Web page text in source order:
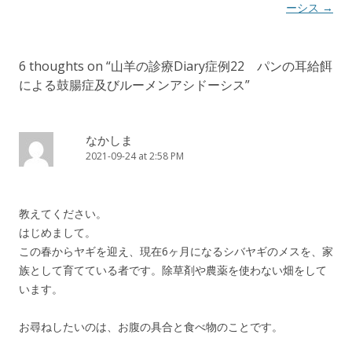
ーシス →
6 thoughts on “山羊の診療Diary症例22 パンの耳給餌
による鼓腸症及びルーメンアシドーシス”
なかしま
2021-09-24 at 2:58 PM
教えてください。
はじめまして。
この春からヤギを迎え、現在6ヶ月になるシバヤギのメスを、家
族として育てている者です。除草剤や農薬を使わない畑をして
います。
お尋ねしたいのは、お腹の具合と食べ物のことです。